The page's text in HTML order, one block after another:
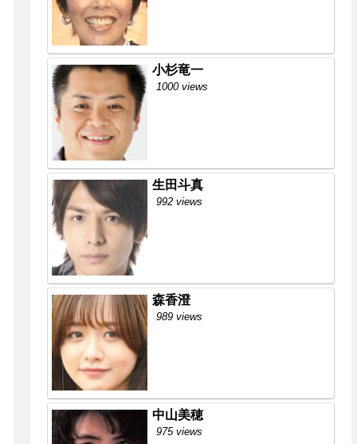
小杉竜一
1000 views
生田斗真
992 views
森香澄
989 views
中山美穂
975 views